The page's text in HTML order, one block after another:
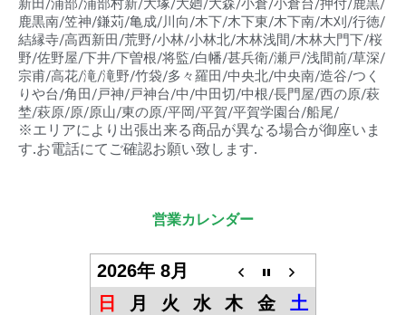
新田/浦部/浦部村新/大塚/大廻/大森/小倉/小倉台/押付/鹿黒/
鹿黒南/笠神/鎌苅/亀成/川向/木下/木下東/木下南/木刈/行徳/
結縁寺/高西新田/荒野/小林/小林北/木林浅間/木林大門下/桜
野/佐野屋/下井/下曽根/将監/白幡/甚兵衛/瀬戸/浅間前/草深/
宗甫/高花/滝/滝野/竹袋/多々羅田/中央北/中央南/造谷/つく
りや台/角田/戸神/戸神台/中/中田切/中根/長門屋/西の原/萩
埜/萩原/原/原山/東の原/平岡/平賀/平賀学園台/船尾/
※エリアにより出張出来る商品が異なる場合が御座いま
す.お電話にてご確認お願い致します.
営業カレンダー
2026年 8月
日
月 火 水 木 金
土